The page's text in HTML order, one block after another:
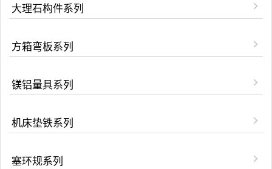
大理石构件系列
方箱弯板系列
镁铝量具系列
机床垫铁系列
塞环规系列